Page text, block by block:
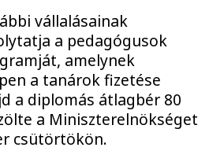
vállalásainak
a pedagógusok
amelynek
a tanárok fizetése
a diplomás átlagbér 80
a Miniszterelnökséget
csütörtökön.